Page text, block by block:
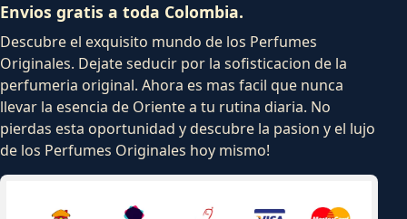
Envios gratis a toda Colombia.
Descubre el exquisito mundo de los Perfumes
Originales. Dejate seducir por la sofisticacion de la
perfumeria original. Ahora es mas facil que nunca
llevar la esencia de Oriente a tu rutina diaria. No
pierdas esta oportunidad y descubre la pasion y el lujo
de los Perfumes Originales hoy mismo!